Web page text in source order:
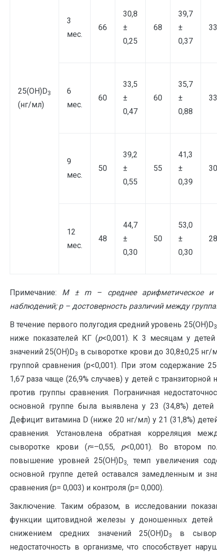
25(ОН)D3
(нг/мл)
3
мес.
66
30,8
±
0,25
68
39,7
±
0,37
33
6
мес.
60
33,5
±
0,47
60
35,7
±
0,88
33
9
мес.
50
39,2
±
0,55
55
41,3
±
0,39
30
12
мес.
48
44,7
±
0,30
50
53,0
±
0,30
28
Примечание: M ± m – среднее арифметическое
наблюдений; p – достоверность различий между
В течение первого полугодия средний уровень 25(ОН)D3
ниже показателей КГ (p<0,001). К 3 месяцам у
значений 25(ОН)D3 в сыворотке крови до 30,8±0,25 нг/
группой сравнения (р<0,001). При этом содержание
1,67 раза чаще (26,9% случаев) у детей с
против группы сравнения. Пограничная
основной группе была выявлена у 23 (34,8%) детей
Дефицит витамина D (ниже 20 нг/мл) у 21 (31,8%)
сравнения. Установлена обратная корреляция
сыворотке крови (r=–0,55, р<0,001). Во втором
повышение уровней 25(ОН)D3,
темп увеличения
основной группе детей оставался замедленным и
сравнения (p= 0,003) и контроля (p= 0,000).
Заключение. Таким образом, в исследовании
функции щитовидной железы у доношенных детей
снижением средних значений 25(ОН)D3
в
недостаточность в организме, что способствует